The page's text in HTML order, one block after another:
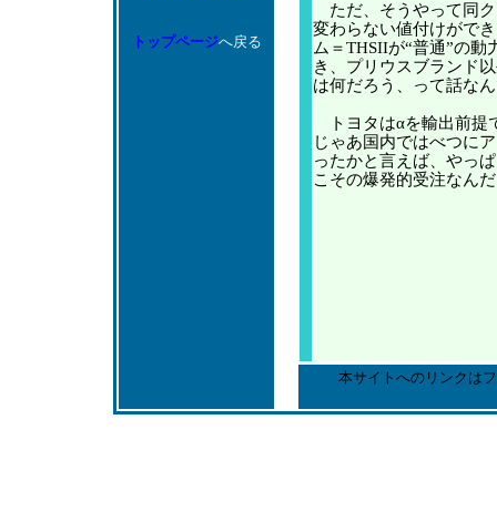
トップページへ戻る
ただ、そうやって同
変わらない値付けがで
ム＝THSIIが“普通”の動
き、プリウスブランド
は何だろう、って話な
トヨタはαを輸出前提
じゃあ国内ではべつに
ったかと言えば、やっ
こその爆発的受注なん
本サイトへのリンクは